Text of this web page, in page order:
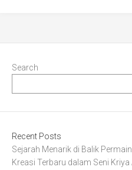
Search
Recent Posts
Sejarah Menarik di Balik
Kreasi Terbaru dalam Seni